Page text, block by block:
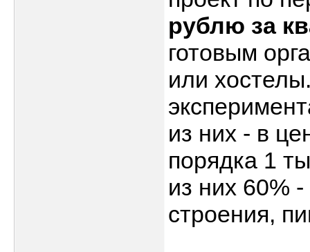
рублю за
готовым
или
из них - в
порядка 1
из них 60%
строения,